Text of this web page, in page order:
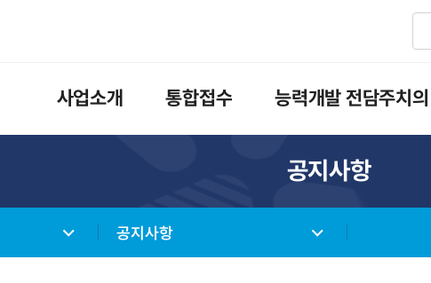
사업소개 통합접수 능력개발 전담주치의
공지사항
공지사항